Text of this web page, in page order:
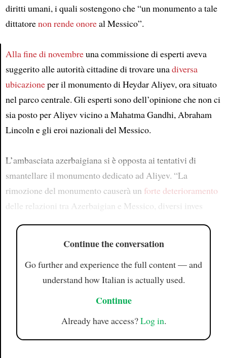
Article
diritti umani, i quali sostengono che “un monumento a tale
dittatorenon rende onoreal Messico”.
Alla fine di novembreuna commissione di esperti aveva
suggerito alle autorità cittadine di trovare unadiversa
ubicazioneper il monumento di Heydar Aliyev, ora situato
nel parco centrale. Gli esperti sono dell’opinione che non ci
sia posto per Aliyev vicino a Mahatma Gandhi, Abraham
Lincoln e gli eroi nazionali del Messico.
L’ambasciata azerbaigiana si è opposta ai tentativi di
smantellare il monumento dedicato ad Aliyev. “La
rimozione del monumento causerà un forte deterioramento
delle relazioni tra Azerbaigian e Messico, diversi inves
Continue the conversation
Go further and experience the full content — and
understand how Italian is actually used.
Continue
Already have access?Log in.